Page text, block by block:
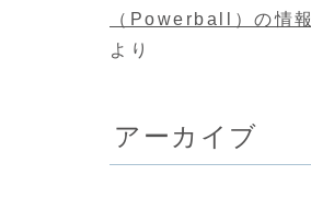
（Powerball）の情報
より
アーカイブ